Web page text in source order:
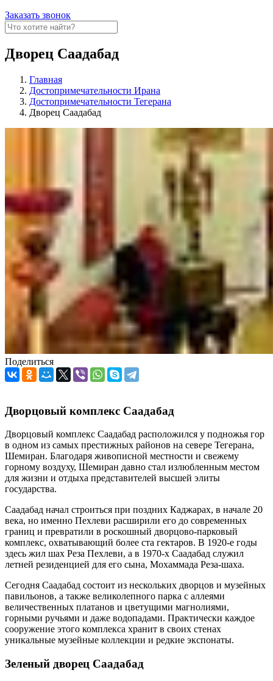
Заказать звонок
Дворец Саадабад
Главная
Достопримечательности Ирана
Достопримечательности Тегерана
Дворец Саадабад
Поделиться
Дворцовый комплекс Саадабад
Дворцовый комплекс Саадабад расположился у подножья гор
в одном из самых престижных районов на севере Тегерана,
Шемиран. Благодаря живописной местности и свежему
горному воздуху, Шемиран давно стал излюбленным местом
для жизни и отдыха представителей высшей элиты
государства.
Саадабад начал строиться при поздних Каджарах, в начале 20
века, но именно Пехлеви расширили его до современных
границ и превратили в роскошный дворцово-парковый
комплекс, охватывающий более ста гектаров. В 1920-е годы
здесь жил шах Реза Пехлеви, а в 1970-х Саадабад служил
летней резиденцией для его сына, Мохаммада Реза-шаха.
Сегодня Саадабад состоит из нескольких дворцов и музейных
павильонов, а также великолепного парка с аллеями
величественных платанов и цветущими магнолиями,
горными ручьями и даже водопадами. Практически каждое
сооружение этого комплекса хранит в своих стенах
уникальные музейные коллекции и редкие экспонаты.
Зеленый дворец Саадабад